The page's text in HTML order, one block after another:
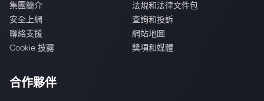
集團簡介
法規和法律文件包
安全上網
查詢和投訴
聯絡支援
網站地圖
Cookie 披露
獎項和媒體
合作夥伴